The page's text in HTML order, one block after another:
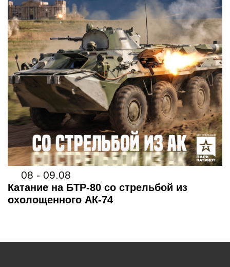
08 - 09.08
Катание на БТР-80 со стрельбой из
охолощенного АК-74